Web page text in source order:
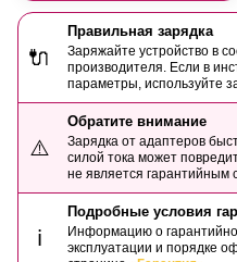
🔌
Правильная зарядка
Заряжайте устройство в
производителя. Если в
параметры, используйте
⚠️
Обратите внимание
Зарядка от адаптеров
силой тока может
не является гарантийным
ℹ️
Подробные условия
Информацию о
эксплуатации и порядке